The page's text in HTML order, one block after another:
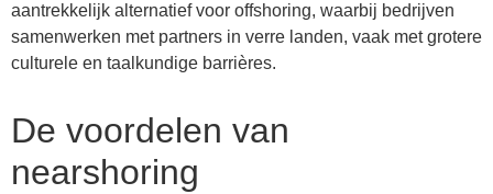
aantrekkelijk alternatief voor offshoring, waarbij bedrijven
samenwerken met partners in verre landen, vaak met grotere
culturele en taalkundige barrières.
De voordelen van
nearshoring